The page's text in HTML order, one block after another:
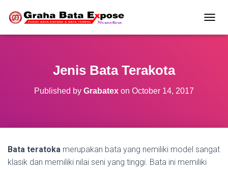
O
I
Jenis Bata Terakota
Published by Grabatex on October 14, 2017
Bata teratoka merupakan bata yang nemiliki model sangat
klasik dan memiliki nilai seni yang tinggi. Bata ini memiliki